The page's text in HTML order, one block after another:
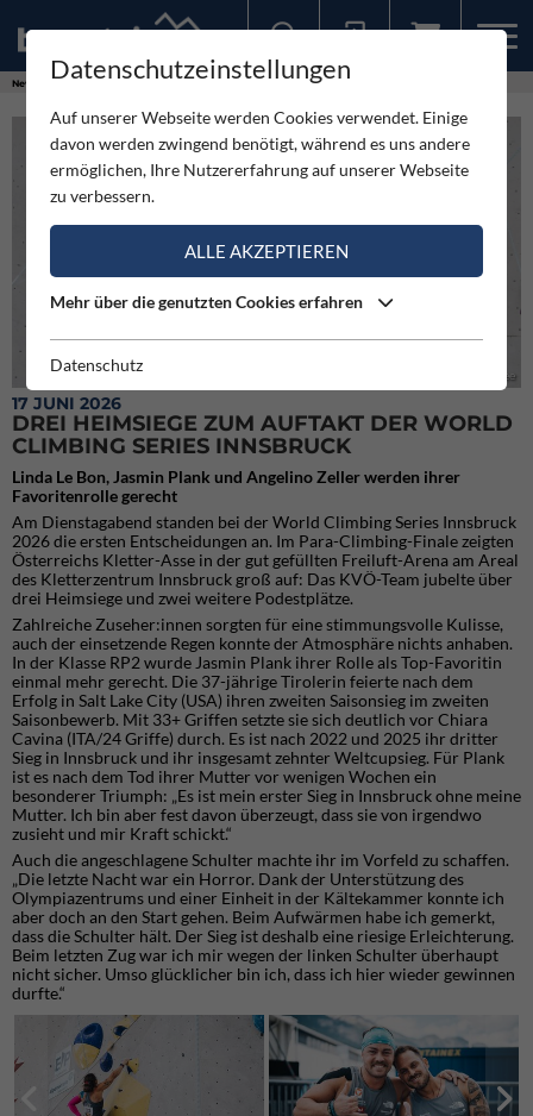
News Drei Heimsiege zum Auftakt der World Climbing Series Innsbruck
Le-Bon beim WCS in Innsbruck (c)Klee
17 JUNI 2026
DREI HEIMSIEGE ZUM AUFTAKT DER WORLD
CLIMBING SERIES INNSBRUCK
Linda Le Bon, Jasmin Plank und Angelino Zeller werden ihrer
Favoritenrolle gerecht
Am Dienstagabend standen bei der World Climbing Series Innsbruck
2026 die ersten Entscheidungen an. Im Para-Climbing-Finale zeigten
Österreichs Kletter-Asse in der gut gefüllten Freiluft-Arena am Areal
des Kletterzentrum Innsbruck groß auf: Das KVÖ-Team jubelte über
drei Heimsiege und zwei weitere Podestplätze.
Zahlreiche Zuseher:innen sorgten für eine stimmungsvolle Kulisse,
auch der einsetzende Regen konnte der Atmosphäre nichts anhaben.
In der Klasse RP2 wurde Jasmin Plank ihrer Rolle als Top-Favoritin
einmal mehr gerecht. Die 37-jährige Tirolerin feierte nach dem
Erfolg in Salt Lake City (USA) ihren zweiten Saisonsieg im zweiten
Saisonbewerb. Mit 33+ Griffen setzte sie sich deutlich vor Chiara
Cavina (ITA/24 Griffe) durch. Es ist nach 2022 und 2025 ihr dritter
Sieg in Innsbruck und ihr insgesamt zehnter Weltcupsieg. Für Plank
ist es nach dem Tod ihrer Mutter vor wenigen Wochen ein
besonderer Triumph: „Es ist mein erster Sieg in Innsbruck ohne meine
Mutter. Ich bin aber fest davon überzeugt, dass sie von irgendwo
zusieht und mir Kraft schickt.“
Auch die angeschlagene Schulter machte ihr im Vorfeld zu schaffen.
„Die letzte Nacht war ein Horror. Dank der Unterstützung des
Olympiazentrums und einer Einheit in der Kältekammer konnte ich
aber doch an den Start gehen. Beim Aufwärmen habe ich gemerkt,
dass die Schulter hält. Der Sieg ist deshalb eine riesige Erleichterung.
Beim letzten Zug war ich mir wegen der linken Schulter überhaupt
nicht sicher. Umso glücklicher bin ich, dass ich hier wieder gewinnen
durfte.“
Datenschutzeinstellungen
Auf unserer Webseite werden Cookies verwendet. Einige
davon werden zwingend benötigt, während es uns andere
ermöglichen, Ihre Nutzererfahrung auf unserer Webseite
zu verbessern.
ALLE AKZEPTIEREN
Mehr über die genutzten Cookies erfahren
Datenschutz